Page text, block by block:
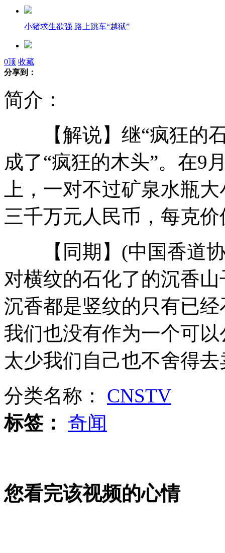
小猪求生欲强 路上跳车“越狱”
患者死在医院大厅 倒地3小时无人问津
女子欲花10万在美国播“保钓广告”
QQ聊天被骗两万 操作得当成功追回
嫉妒老同学开豪车 男子连划23辆汽车
普京承认打虎是“作秀”
女孩北京地铁殴打老人 痛下狠手拳打脚踢
外交部：反对强权政治霸凌主义
外交部：有关国家言论片面不公正
走！跟着总书记去植树
0顶 收藏
分享到：
简介：
【解说】继“疯狂的石
成了“疯狂的木头”。在9
上，一对不过矿泉水瓶
三千万元人民币，每克
【同期】(中国香道协
对横纹的石化了的沉香
沉香都是竖纹的只有已
我们也没有作为一个可
太少我们自己也不舍得
分类名称： CNSTV
标签： 奇闻
您看完该视频的心情